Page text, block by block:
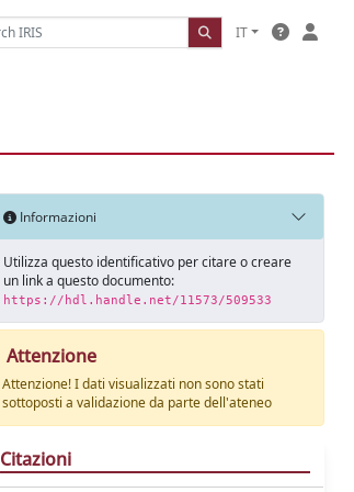
IT
Informazioni
Utilizza questo identificativo per citare o creare
un link a questo documento:
https://hdl.handle.net/11573/509533
Attenzione
Attenzione! I dati visualizzati non sono stati
sottoposti a validazione da parte dell'ateneo
Citazioni